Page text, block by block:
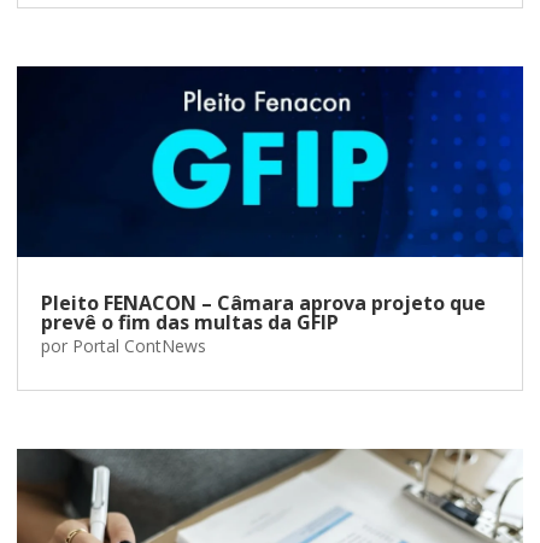
Pleito FENACON – Câmara aprova projeto que
prevê o fim das multas da GFIP
por Portal ContNews